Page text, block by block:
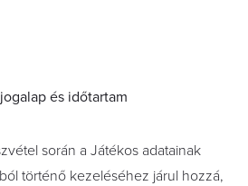
és időtartam
során a Játékos adatainak
történő kezeléséhez járul hozzá,